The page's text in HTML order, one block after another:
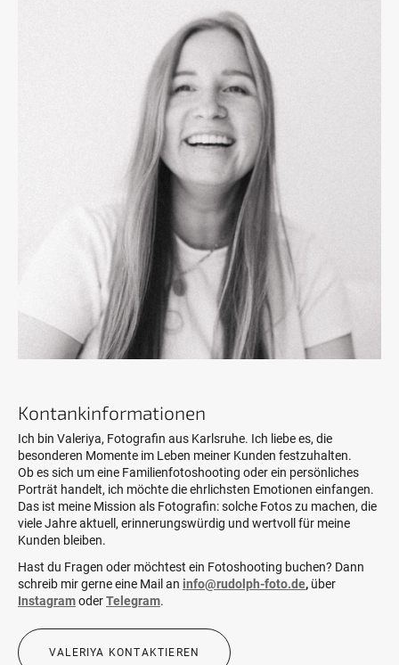
Kontankinformationen
Ich bin Valeriya, Fotografin aus Karlsruhe. Ich liebe es, die
besonderen Momente im Leben meiner Kunden festzuhalten.
Ob es sich um eine Familienfotoshooting oder ein persönliches
Porträt handelt, ich möchte die ehrlichsten Emotionen einfangen.
Das ist meine Mission als Fotografin: solche Fotos zu machen, die
viele Jahre aktuell, erinnerungswürdig und wertvoll für meine
Kunden bleiben.
Hast du Fragen oder möchtest ein Fotoshooting buchen? Dann
schreib mir gerne eine Mail an info@rudolph-foto.de, über
InstagramoderTelegram.
VALERIYA KONTAKTIEREN